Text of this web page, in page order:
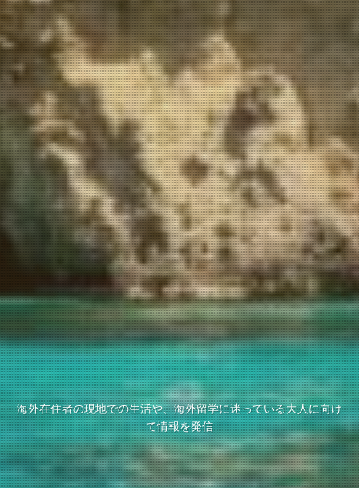
海外在住者の現地での生活や、海外留学に迷っている大人に向け
て情報を発信